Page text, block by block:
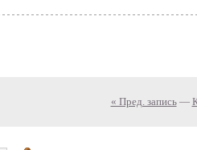
« Пред. запись—